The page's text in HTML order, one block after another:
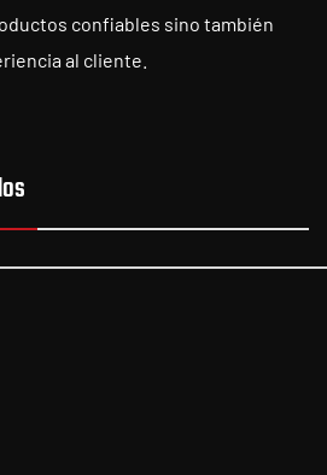
confiables sino también
al cliente.